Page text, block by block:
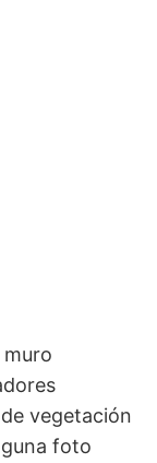
vegetación
foto